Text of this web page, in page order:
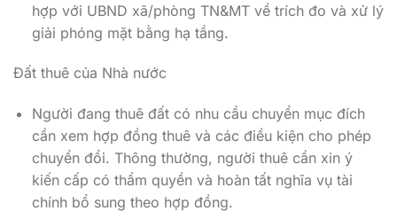
hợp với UBND xã/phòng TN&MT về trích đo và xử lý
giải phóng mặt bằng hạ tầng.
Đất thuê của Nhà nước
Người đang thuê đất có nhu cầu chuyển mục đích
cần xem hợp đồng thuê và các điều kiện cho phép
chuyển đổi. Thông thường, người thuê cần xin ý
kiến cấp có thẩm quyền và hoàn tất nghĩa vụ tài
chính bổ sung theo hợp đồng.